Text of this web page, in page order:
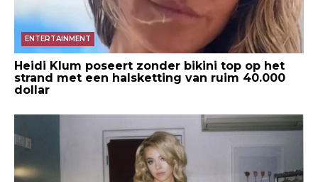
ENTERTAINMENT
Heidi Klum poseert zonder bikini top op het
strand met een halsketting van ruim 40.000
dollar